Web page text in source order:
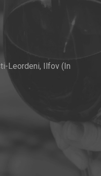
Leordeni, Ilfov (In